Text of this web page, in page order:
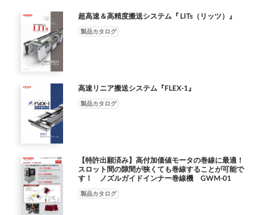
超高速＆高精度搬送システム『 LITs（リッツ）』
製品カタログ
高速リニア搬送システム『FLEX-1』
製品カタログ
【特許出願済み】高付加価値モータの巻線に最適！
スロット間の隙間が狭くても巻線することが可能で
す！ ノズルガイドインナー巻線機 GWM-01
製品カタログ